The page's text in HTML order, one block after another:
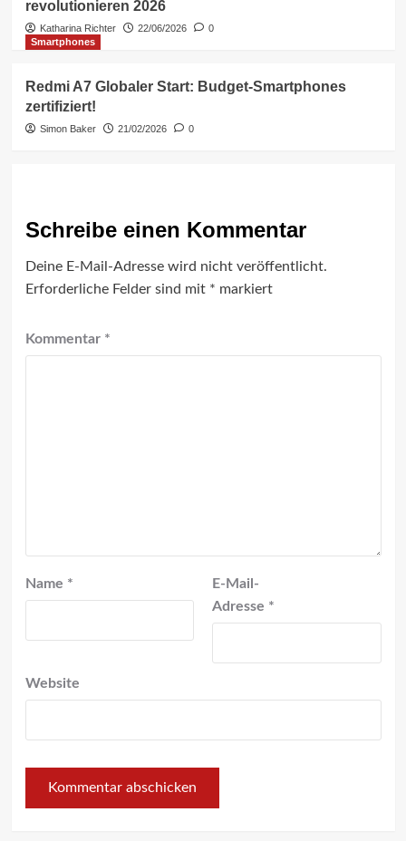
revolutionieren 2026
Katharina Richter 22/06/2026
0
Smartphones
Redmi A7 Globaler Start: Budget-Smartphones
zertifiziert!
Simon Baker 21/02/2026 0
Schreibe einen Kommentar
Deine E-Mail-Adresse wird nicht veröffentlicht.
Erforderliche Felder sind mit * markiert
Kommentar *
Name *
E-Mail-
Adresse *
Website